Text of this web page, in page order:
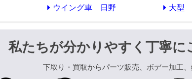
ウイング車 日野 大型
私たちが分かりやすく丁寧に
下取り・買取からパーツ販売、ボデー加工